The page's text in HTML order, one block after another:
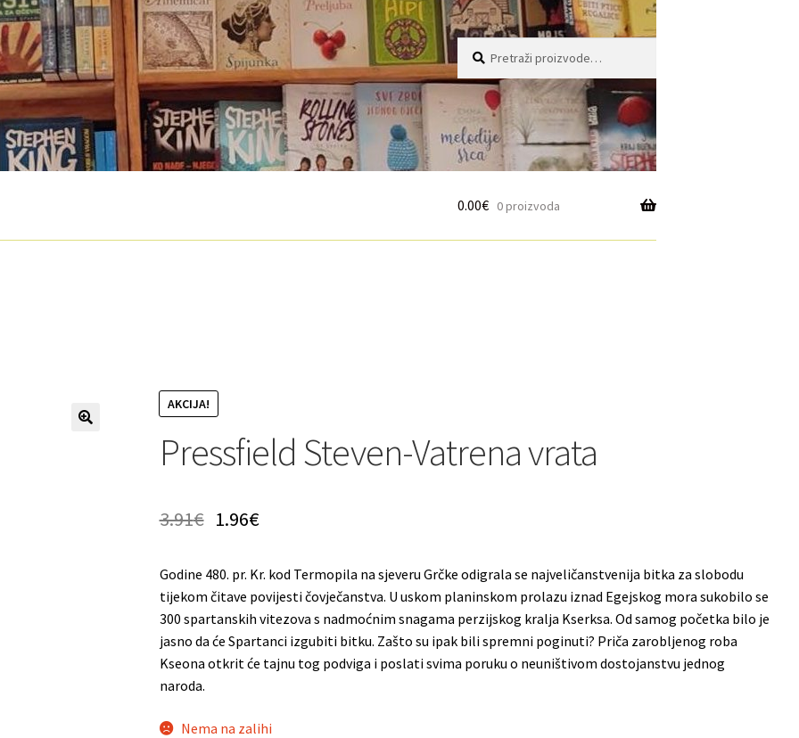
0.00€ 0 proizvoda
AKCIJA!
Pressfield Steven-Vatrena vrata
3.91€ 1.96€
Godine 480. pr. Kr. kod Termopila na sjeveru Grčke odigrala se najveličanstvenija bitka za slobodu
tijekom čitave povijesti čovječanstva. U uskom planinskom prolazu iznad Egejskog mora sukobilo se
300 spartanskih vitezova s nadmoćnim snagama perzijskog kralja Kserksa. Od samog početka bilo je
jasno da će Spartanci izgubiti bitku. Zašto su ipak bili spremni poginuti? Priča zarobljenog roba
Kseona otkrit će tajnu tog podviga i poslati svima poruku o neuništivom dostojanstvu jednog
naroda.
Nema na zalihi